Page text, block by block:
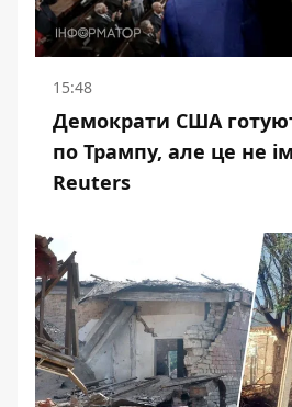
15:48
Демократи США
по Трампу, але це не
Reuters